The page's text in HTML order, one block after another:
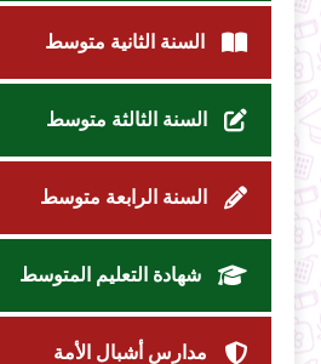
السنة الثانية متوسط
السنة الثالثة متوسط
السنة الرابعة متوسط
شهادة التعليم المتوسط
مدارس أشبال الأمة